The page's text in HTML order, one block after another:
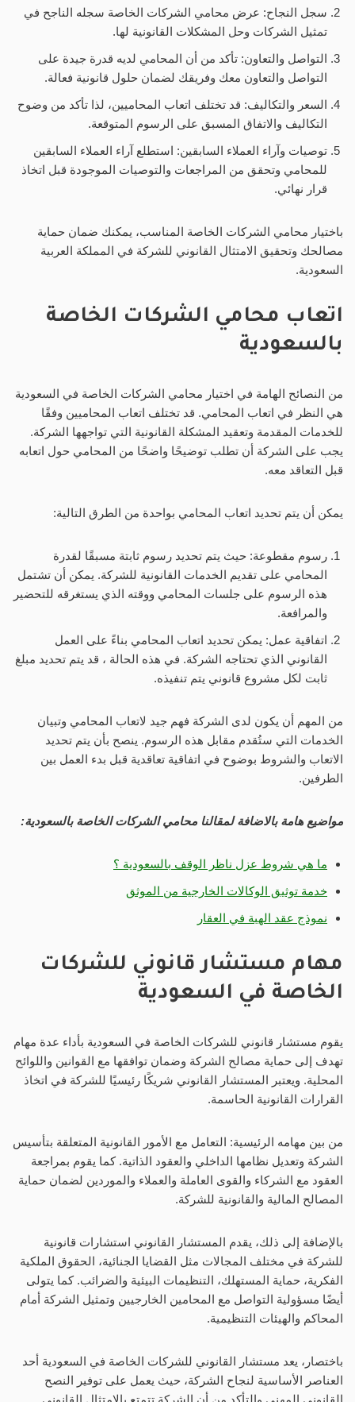
سجل النجاح: عرض محامي الشركات الخاصة سجله الناجح في
تمثيل الشركات وحل المشكلات القانونية لها.
التواصل والتعاون: تأكد من أن المحامي لديه قدرة جيدة على
التواصل والتعاون معك وفريقك لضمان حلول قانونية فعالة.
السعر والتكاليف: قد تختلف اتعاب المحاميين، لذا تأكد من وضوح
التكاليف والاتفاق المسبق على الرسوم المتوقعة.
توصيات وآراء العملاء السابقين: استطلع آراء العملاء السابقين
للمحامي وتحقق من المراجعات والتوصيات الموجودة قبل اتخاذ
قرار نهائي.
باختيار محامي الشركات الخاصة المناسب، يمكنك ضمان حماية
مصالحك وتحقيق الامتثال القانوني للشركة في المملكة العربية
السعودية.
اتعاب محامي الشركات الخاصة
بالسعودية
من النصائح الهامة في اختيار محامي الشركات الخاصة في السعودية
هي النظر في اتعاب المحامي. قد تختلف اتعاب المحاميين وفقًا
للخدمات المقدمة وتعقيد المشكلة القانونية التي تواجهها الشركة.
يجب على الشركة أن تطلب توضيحًا واضحًا من المحامي حول اتعابه
قبل التعاقد معه.
يمكن أن يتم تحديد اتعاب المحامي بواحدة من الطرق التالية:
رسوم مقطوعة: حيث يتم تحديد رسوم ثابتة مسبقًا لقدرة
المحامي على تقديم الخدمات القانونية للشركة. يمكن أن تشتمل
هذه الرسوم على جلسات المحامي ووقته الذي يستغرقه للتحضير
والمرافعة.
اتفاقية عمل: يمكن تحديد اتعاب المحامي بناءً على العمل
القانوني الذي تحتاجه الشركة. في هذه الحالة ، قد يتم تحديد مبلغ
ثابت لكل مشروع قانوني يتم تنفيذه.
من المهم أن يكون لدى الشركة فهم جيد لاتعاب المحامي وتبيان
الخدمات التي ستُقدم مقابل هذه الرسوم. ينصح بأن يتم تحديد
الاتعاب والشروط بوضوح في اتفاقية تعاقدية قبل بدء العمل بين
الطرفين.
مواضيع هامة بالاضافة لمقالنا محامي الشركات الخاصة بالسعودية:
ما هي شروط عزل ناظر الوقف بالسعودية ؟
خدمة توثيق الوكالات الخارجية من الموثق
نموذج عقد الهبة في العقار
مهام مستشار قانوني للشركات
الخاصة في السعودية
يقوم مستشار قانوني للشركات الخاصة في السعودية بأداء عدة مهام
تهدف إلى حماية مصالح الشركة وضمان توافقها مع القوانين واللوائح
المحلية. ويعتبر المستشار القانوني شريكًا رئيسيًا للشركة في اتخاذ
القرارات القانونية الحاسمة.
من بين مهامه الرئيسية: التعامل مع الأمور القانونية المتعلقة بتأسيس
الشركة وتعديل نظامها الداخلي والعقود الذاتية. كما يقوم بمراجعة
العقود مع الشركاء والقوى العاملة والعملاء والموردين لضمان حماية
المصالح المالية والقانونية للشركة.
بالإضافة إلى ذلك، يقدم المستشار القانوني استشارات قانونية
للشركة في مختلف المجالات مثل القضايا الجنائية، الحقوق الملكية
الفكرية، حماية المستهلك، التنظيمات البيئية والضرائب. كما يتولى
أيضًا مسؤولية التواصل مع المحامين الخارجيين وتمثيل الشركة أمام
المحاكم والهيئات التنظيمية.
باختصار، يعد مستشار القانوني للشركات الخاصة في السعودية أحد
العناصر الأساسية لنجاح الشركة، حيث يعمل على توفير النصح
القانوني المهني والتأكد من أن الشركة تتمتع بالامتثال القانوني